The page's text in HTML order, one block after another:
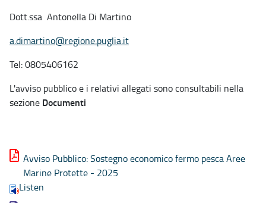
Dott.ssa Antonella Di Martino
a.dimartino@regione.puglia.it
Tel: 0805406162
L'avviso pubblico e i relativi allegati sono consultabili nella
sezione Documenti
Avviso Pubblico: Sostegno economico fermo pesca Aree
Marine Protette - 2025
Listen